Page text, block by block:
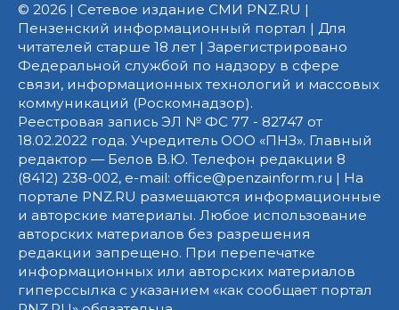
© 2026 | Сетевое издание СМИ PNZ.RU |
Пензенский информационный портал | Для
читателей старше 18 лет | Зарегистрировано
Федеральной службой по надзору в сфере
связи, информационных технологий и массовых
коммуникаций (Роскомнадзор).
Реестровая запись ЭЛ № ФС 77 - 82747 от
18.02.2022 года. Учредитель ООО «ПНЗ». Главный
редактор — Белов В.Ю. Телефон редакции 8
(8412) 238-002, e-mail: office@penzainform.ru | На
портале PNZ.RU размещаются информационные
и авторские материалы. Любое использование
авторских материалов без разрешения
редакции запрещено. При перепечатке
информационных или авторских материалов
гиперссылка с указанием «как сообщает портал